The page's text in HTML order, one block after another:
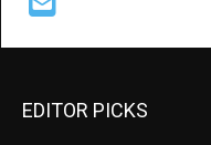
EDITOR PICKS